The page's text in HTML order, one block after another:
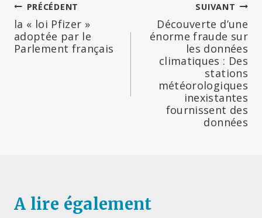
Navigation
de
PRÉCÉDENT
la « loi Pfizer »
adoptée par le
Parlement français
SUIVANT
Découverte d’une
énorme fraude sur
les données
climatiques : Des
stations
météorologiques
inexistantes
fournissent des
données
A lire également